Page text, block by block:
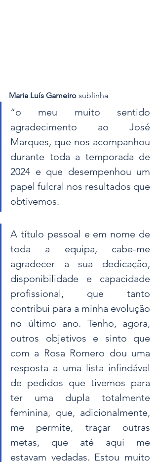
Maria Luís Gameiro sublinha
“o meu muito sentido
agradecimento ao José
Marques, que nos acompanhou
durante toda a temporada de
2024 e que desempenhou um
papel fulcral nos resultados que
obtivemos.
A título pessoal e em nome de
toda a equipa, cabe-me
agradecer a sua dedicação,
disponibilidade e capacidade
profissional, que tanto
contribui para a minha evolução
no último ano. Tenho, agora,
outros objetivos e sinto que
com a Rosa Romero dou uma
resposta a uma lista infindável
de pedidos que tivemos para
ter uma dupla totalmente
feminina, que, adicionalmente,
me permite, traçar outras
metas, que até aqui me
estavam vedadas. Estou muito